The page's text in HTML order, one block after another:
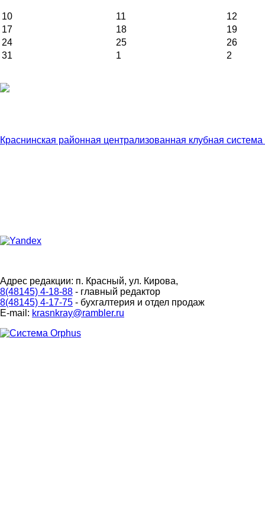
10 11
12
17
18
19
24
25
26
31
1 2
Краснинская районная централизованная клубная
Адрес редакции: п. Красный, ул. Кирова,
8(48145) 4-18-88 - главный редактор
8(48145) 4-17-75 - бухгалтерия и отдел продаж
E-mail: krasnkray@rambler.ru